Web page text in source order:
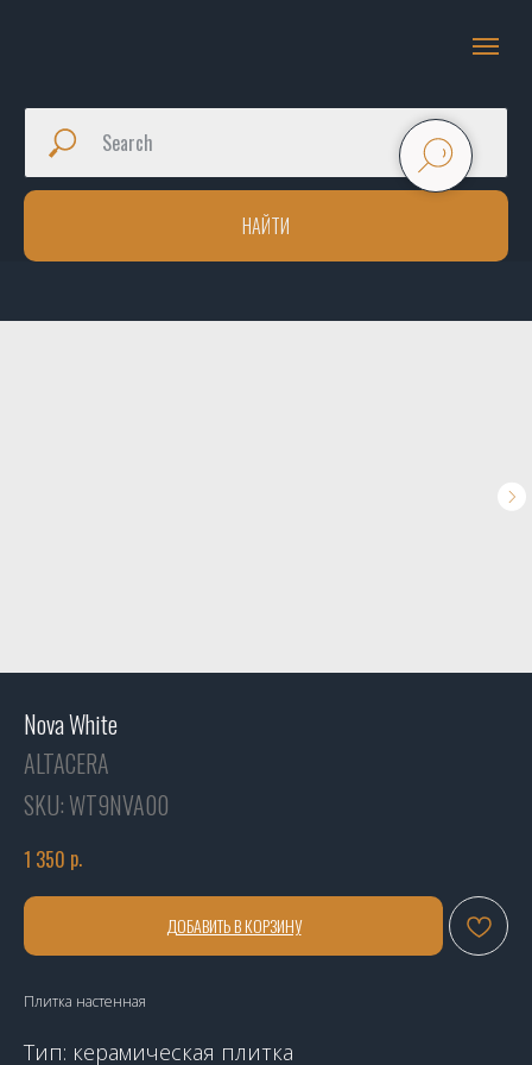
НАЙТИ
Nova White
ALTACERA
SKU: WT9NVA00
1 350 р.
ДОБАВИТЬ В КОРЗИНУ
Плитка настенная
Тип: керамическая плитка